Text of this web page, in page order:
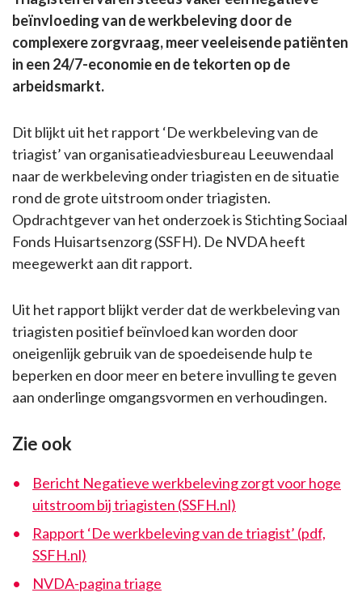
beïnvloeding van de werkbeleving door de
complexere zorgvraag, meer veeleisende patiënten
in een 24/7-economie en de tekorten op de
arbeidsmarkt.
Dit blijkt uit het rapport ‘De werkbeleving van de
triagist’ van organisatieadviesbureau Leeuwendaal
naar de werkbeleving onder triagisten en de situatie
rond de grote uitstroom onder triagisten.
Opdrachtgever van het onderzoek is Stichting Sociaal
Fonds Huisartsenzorg (SSFH). De NVDA heeft
meegewerkt aan dit rapport.
Uit het rapport blijkt verder dat de werkbeleving van
triagisten positief beïnvloed kan worden door
oneigenlijk gebruik van de spoedeisende hulp te
beperken en door meer en betere invulling te geven
aan onderlinge omgangsvormen en verhoudingen.
Zie ook
Bericht Negatieve werkbeleving zorgt voor hoge
uitstroom bij triagisten (SSFH.nl)
Rapport ‘De werkbeleving van de triagist’ (pdf,
SSFH.nl)
NVDA-pagina triage